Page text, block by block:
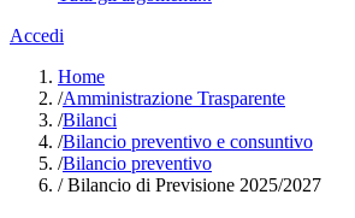
Accedi
Home
/Amministrazione Trasparente
/Bilanci
/Bilancio preventivo e consuntivo
/Bilancio preventivo
/Bilancio di Previsione 2025/2027